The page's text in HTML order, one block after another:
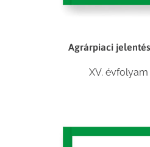
Agrárpiaci
XV. évfolyam